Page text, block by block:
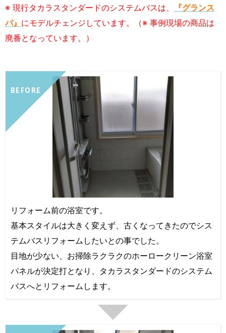
※ 現行タカラスタンダードのシステムバスは、
『グランス
パ』 にモデルチェンジしています。（※ 事例現場の商品は
廃番となっています。）
BEFORE
リフォーム前の浴室です。
基本スタイルは大きく変えず、古くなってきたのでシス
テムバスリフォームしたいとの事でした。
目地が少ない、お掃除ラクラクのホーロークリーン浴室
パネルが決定打となり、タカラスタンダードのシステム
バスへとリフォームします。